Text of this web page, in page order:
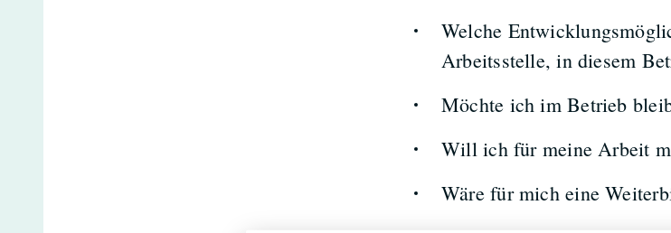
Welche
Arbeitsstelle, in diesem
Möchte ich im Betrieb
Will ich für meine Arbeit
Wäre für mich eine